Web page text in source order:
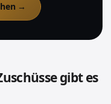
→
gibt es